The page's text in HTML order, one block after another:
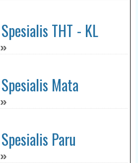
Spesialis THT - KL
»
Spesialis Mata
»
Spesialis Paru
»